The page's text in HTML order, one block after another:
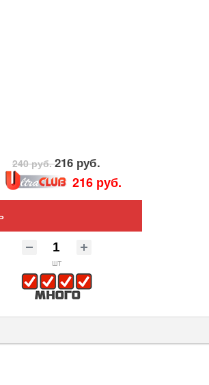
240 руб.216 руб.
216 руб.
шт